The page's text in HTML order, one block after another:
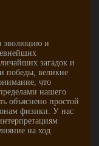
эволюцию и
загадок и
победы, великие
что
нашего
объяснено простой
физики. У нас
на ход